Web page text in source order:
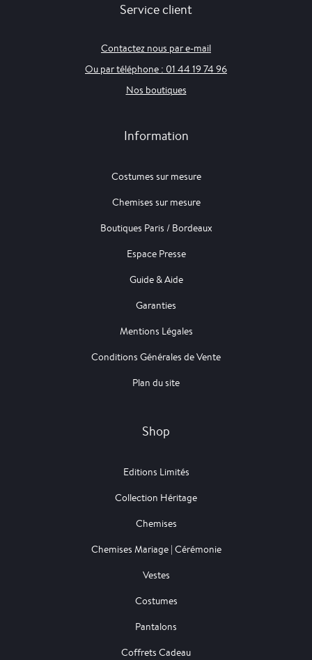
Service client
Contactez nous par e-mail
Ou par téléphone : 01 44 19 74 96
Nos boutiques
Information
Costumes sur mesure
Chemises sur mesure
Boutiques Paris / Bordeaux
Espace Presse
Guide & Aide
Garanties
Mentions Légales
Conditions Générales de Vente
Plan du site
Shop
Editions Limités
Collection Héritage
Chemises
Chemises Mariage | Cérémonie
Vestes
Costumes
Pantalons
Coffrets Cadeau